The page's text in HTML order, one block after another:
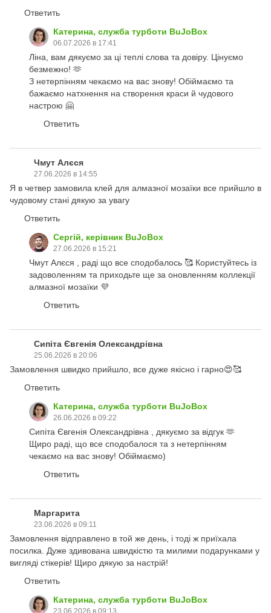
Ответить
Катерина, служба турботи BuJoBox
06.07.2026 в 17:41
Ліна, вам дякуємо за ці теплі слова та довіру. Цінуємо
безмежно! 🫶
З нетерпінням чекаємо на вас знову! Обіймаємо та
бажаємо натхнення на створення краси й чудового
настрою 🤗
Ответить
Чмут Алєся
27.06.2026 в 14:55
Я в четвер замовила клей для алмазної мозаїки все прийшло в
чудовому стані дякую за увагу
Ответить
Сергій, керівник BuJoBox
27.06.2026 в 15:21
Чмут Алєся , раді що все сподобалось 🥰 Користуйтесь із
задоволенням та приходьте ще за оновленням коллекції
алмазної мозаїки 💜
Ответить
Сипіта Євгенія Олександрівна
25.06.2026 в 20:06
Замовлення швидко прийшло, все дуже якісно і гарно😍🥰
Ответить
Катерина, служба турботи BuJoBox
26.06.2026 в 09:22
Сипіта Євгенія Олександрівна , дякуємо за відгук 🫶
Щиро раді, що все сподобалося та з нетерпінням
чекаємо на вас знову! Обіймаємо)
Ответить
Маргарита
23.06.2026 в 09:11
Замовлення відправлено в той же день, і тоді ж приїхала
посилка. Дуже здивована швидкістю та милими подарунками у
вигляді стікерів! Щиро дякую за настрій!
Ответить
Катерина, служба турботи BuJoBox
23.06.2026 в 09:13